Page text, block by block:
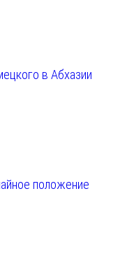
в Абхазии
положение